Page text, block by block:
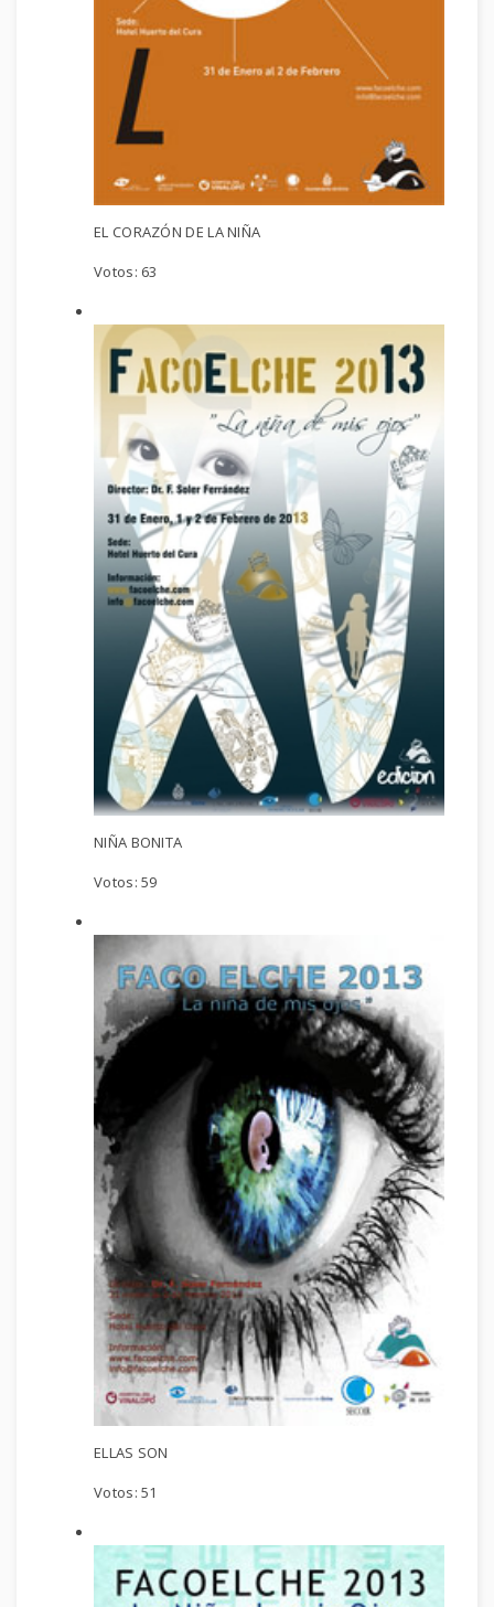
EL CORAZÓN DE LA NIÑA
Votos: 63
NIÑA BONITA
Votos:59
ELLAS SON
Votos:51